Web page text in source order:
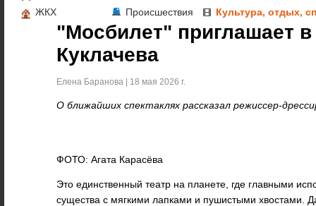
ЖКХ
Происшествия Культура, отдых,
"Мосбилет" приглашает в
Куклачева
Елена Баранова | 18 мая 2026 г.
О ближайших спектаклях рассказал режиссер-
ФОТО: Агата Карасёва
Это единственный театр на планете, где главными
существа с мягкими лапками и пушистыми хвостами.